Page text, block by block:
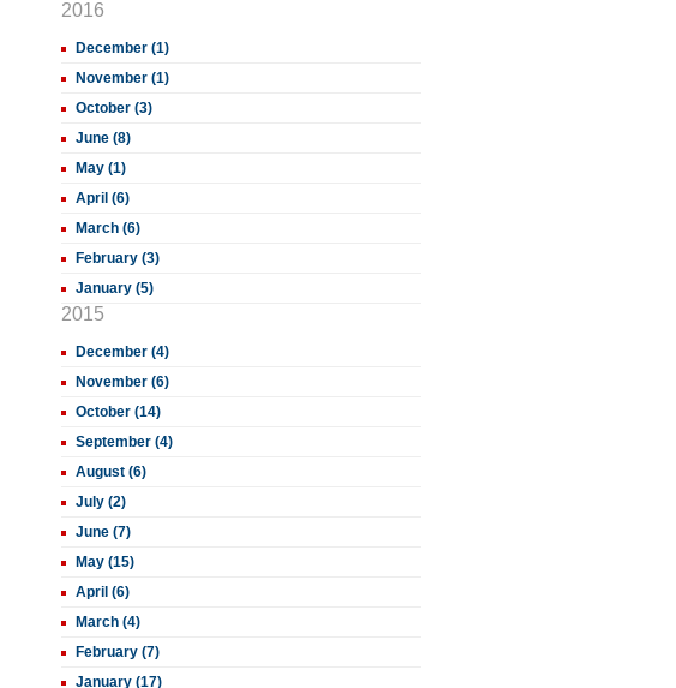
2016
December (1)
November (1)
October (3)
June (8)
May (1)
April (6)
March (6)
February (3)
January (5)
2015
December (4)
November (6)
October (14)
September (4)
August (6)
July (2)
June (7)
May (15)
April (6)
March (4)
February (7)
January (17)